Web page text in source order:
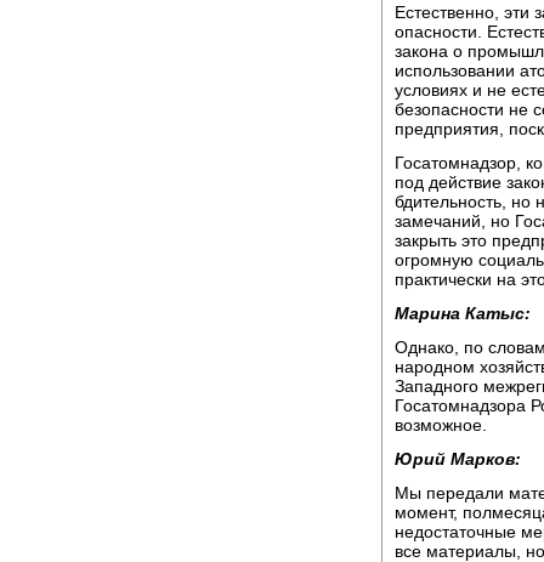
Естественно, эти
опасности.
закона о
использовании
условиях и не
безопасности не
предприятия,
Госатомнадзор,
под действие
бдительность, но
замечаний, но
закрыть это
огромную
практически на
Марина Катыс:
Однако, по
народном
Западного
Госатомнадзора
возможное.
Юрий Марков:
Мы передали
момент,
недостаточные
все материалы,